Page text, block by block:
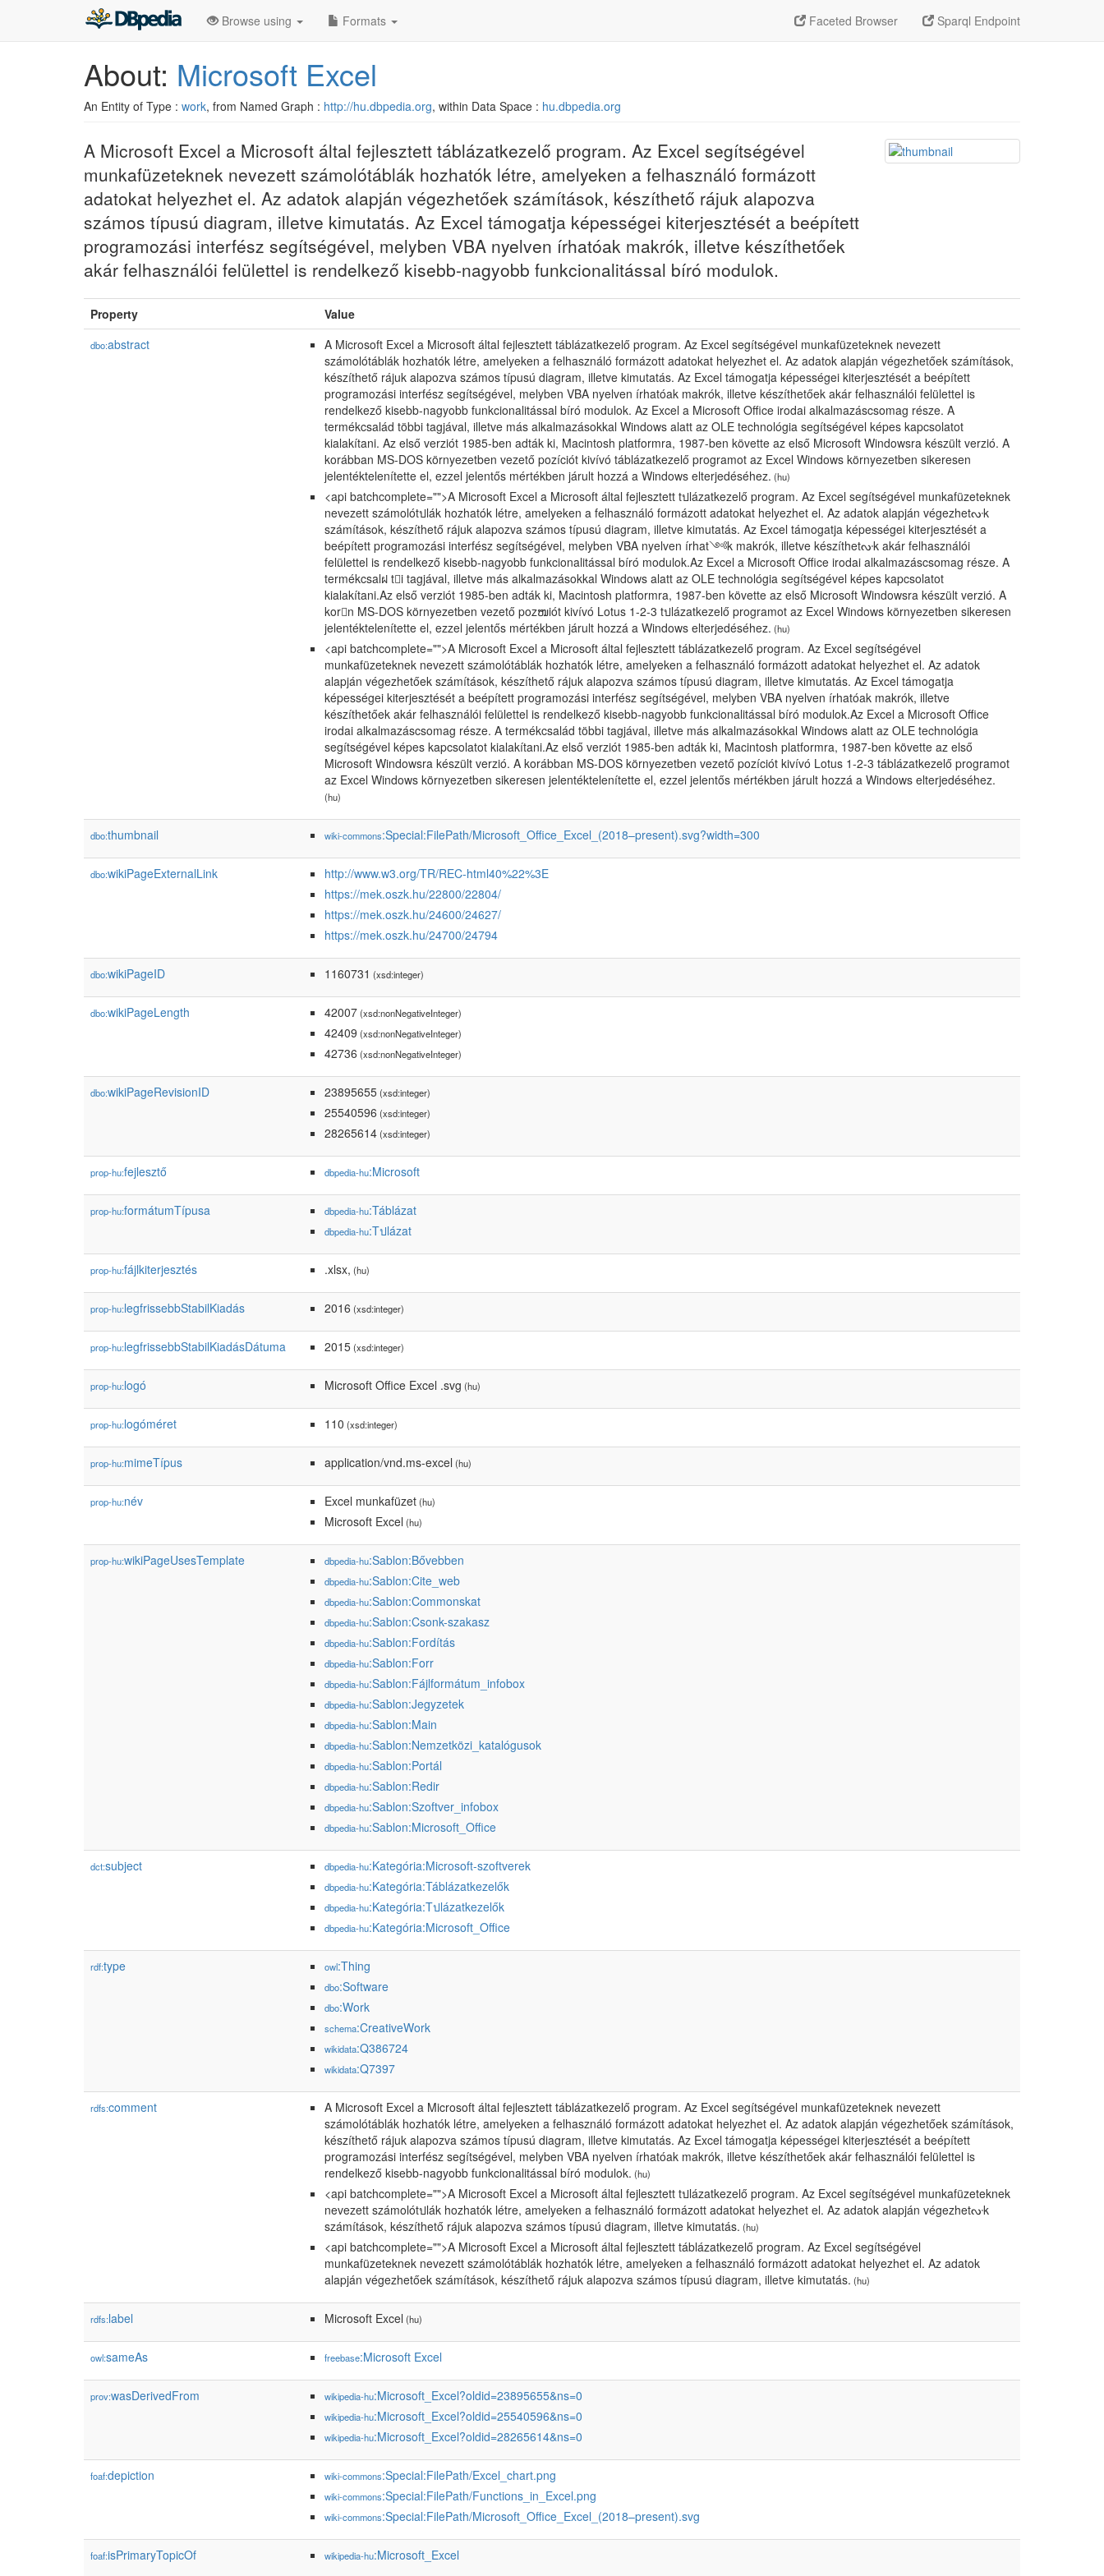
Faceted Browser Sparql Endpoint
Browse using Formats
About: Microsoft Excel
An Entity of Type : work, from Named Graph : http://hu.dbpedia.org, within Data Space : hu.dbpedia.org
A Microsoft Excel a Microsoft által fejlesztett táblázatkezelő program. Az Excel segítségével
munkafüzeteknek nevezett számolótáblák hozhatók létre, amelyeken a felhasználó formázott
adatokat helyezhet el. Az adatok alapján végezhetőek számítások, készíthető rájuk alapozva
számos típusú diagram, illetve kimutatás. Az Excel támogatja képességei kiterjesztését a beépített
programozási interfész segítségével, melyben VBA nyelven írhatóak makrók, illetve készíthetőek
akár felhasználói felülettel is rendelkező kisebb-nagyobb funkcionalitással bíró modulok.
Property Value
dbo:abstract
A Microsoft Excel a Microsoft által fejlesztett táblázatkezelő program. Az Excel segítségével munkafüzeteknek nevezett
számolótáblák hozhatók létre, amelyeken a felhasználó formázott adatokat helyezhet el. Az adatok alapján végezhetőek számítások,
készíthető rájuk alapozva számos típusú diagram, illetve kimutatás. Az Excel támogatja képességei kiterjesztését a beépített
programozási interfész segítségével, melyben VBA nyelven írhatóak makrók, illetve készíthetőek akár felhasználói felülettel is
rendelkező kisebb-nagyobb funkcionalitással bíró modulok. Az Excel a Microsoft Office irodai alkalmazáscsomag része. A
termékcsalád többi tagjával, illetve más alkalmazásokkal Windows alatt az OLE technológia segítségével képes kapcsolatot
kialakítani. Az első verziót 1985-ben adták ki, Macintosh platformra, 1987-ben követte az első Microsoft Windowsra készült verzió. A
korábban MS-DOS környezetben vezető pozíciót kivívó táblázatkezelő programot az Excel Windows környezetben sikeresen
jelentéktelenítette el, ezzel jelentős mértékben járult hozzá a Windows elterjedéséhez. (hu)
<api batchcomplete="">A Microsoft Excel a Microsoft által fejlesztett tปlázatkezelő program. Az Excel segítségével munkafüzeteknek
nevezett számolótปlák hozhatók létre, amelyeken a felhasználó formázott adatokat helyezhet el. Az adatok alapján végezhetᔞk
számítások, készíthető rájuk alapozva számos típusú diagram, illetve kimutatás. Az Excel támogatja képességei kiterjesztését a
beépített programozási interfész segítségével, melyben VBA nyelven írhat༺k makrók, illetve készíthetᔞk akár felhasználói
felülettel is rendelkező kisebb-nagyobb funkcionalitással bíró modulok.Az Excel a Microsoft Office irodai alkalmazáscsomag része. A
termékcsalฝ ti tagjával, illetve más alkalmazásokkal Windows alatt az OLE technológia segítségével képes kapcsolatot
kialakítani.Az első verziót 1985-ben adták ki, Macintosh platformra, 1987-ben követte az első Microsoft Windowsra készült verzió. A
kor󡮺n MS-DOS környezetben vezető pozໜiót kivívó Lotus 1-2-3 tปlázatkezelő programot az Excel Windows környezetben sikeresen
jelentéktelenítette el, ezzel jelentős mértékben járult hozzá a Windows elterjedéséhez. (hu)
<api batchcomplete="">A Microsoft Excel a Microsoft által fejlesztett táblázatkezelő program. Az Excel segítségével
munkafüzeteknek nevezett számolótáblák hozhatók létre, amelyeken a felhasználó formázott adatokat helyezhet el. Az adatok
alapján végezhetőek számítások, készíthető rájuk alapozva számos típusú diagram, illetve kimutatás. Az Excel támogatja
képességei kiterjesztését a beépített programozási interfész segítségével, melyben VBA nyelven írhatóak makrók, illetve
készíthetőek akár felhasználói felülettel is rendelkező kisebb-nagyobb funkcionalitással bíró modulok.Az Excel a Microsoft Office
irodai alkalmazáscsomag része. A termékcsalád többi tagjával, illetve más alkalmazásokkal Windows alatt az OLE technológia
segítségével képes kapcsolatot kialakítani.Az első verziót 1985-ben adták ki, Macintosh platformra, 1987-ben követte az első
Microsoft Windowsra készült verzió. A korábban MS-DOS környezetben vezető pozíciót kivívó Lotus 1-2-3 táblázatkezelő programot
az Excel Windows környezetben sikeresen jelentéktelenítette el, ezzel jelentős mértékben járult hozzá a Windows elterjedéséhez.
(hu)
dbo:thumbnail wiki-commons:Special:FilePath/Microsoft_Office_Excel_(2018–present).svg?width=300
dbo:wikiPageExternalLink
http://www.w3.org/TR/REC-html40%22%3E
https://mek.oszk.hu/22800/22804/
https://mek.oszk.hu/24600/24627/
https://mek.oszk.hu/24700/24794
dbo:wikiPageID 1160731 (xsd:integer)
dbo:wikiPageLength 42007(xsd:nonNegativeInteger)
42409 (xsd:nonNegativeInteger)
42736 (xsd:nonNegativeInteger)
dbo:wikiPageRevisionID 23895655(xsd:integer)
25540596 (xsd:integer)
28265614(xsd:integer)
prop-hu:fejlesztő dbpedia-hu:Microsoft
prop-hu:formátumTípusa dbpedia-hu:Táblázat
dbpedia-hu:Tปlázat
prop-hu:fájlkiterjesztés .xlsx, (hu)
prop-hu:legfrissebbStabilKiadás 2016 (xsd:integer)
prop-hu:legfrissebbStabilKiadásDátuma 2015(xsd:integer)
prop-hu:logó Microsoft Office Excel .svg (hu)
prop-hu:logóméret 110 (xsd:integer)
prop-hu:mimeTípus application/vnd.ms-excel (hu)
prop-hu:név Excel munkafüzet(hu)
Microsoft Excel (hu)
prop-hu:wikiPageUsesTemplate dbpedia-hu:Sablon:Bővebben
dbpedia-hu:Sablon:Cite_web
dbpedia-hu:Sablon:Commonskat
dbpedia-hu:Sablon:Csonk-szakasz
dbpedia-hu:Sablon:Fordítás
dbpedia-hu:Sablon:Forr
dbpedia-hu:Sablon:Fájlformátum_infobox
dbpedia-hu:Sablon:Jegyzetek
dbpedia-hu:Sablon:Main
dbpedia-hu:Sablon:Nemzetközi_katalógusok
dbpedia-hu:Sablon:Portál
dbpedia-hu:Sablon:Redir
dbpedia-hu:Sablon:Szoftver_infobox
dbpedia-hu:Sablon:Microsoft_Office
dct:subject dbpedia-hu:Kategória:Microsoft-szoftverek
dbpedia-hu:Kategória:Táblázatkezelők
dbpedia-hu:Kategória:Tปlázatkezelők
dbpedia-hu:Kategória:Microsoft_Office
rdf:type owl:Thing
dbo:Software
dbo:Work
schema:CreativeWork
wikidata:Q386724
wikidata:Q7397
rdfs:comment
A Microsoft Excel a Microsoft által fejlesztett táblázatkezelő program. Az Excel segítségével munkafüzeteknek nevezett
számolótáblák hozhatók létre, amelyeken a felhasználó formázott adatokat helyezhet el. Az adatok alapján végezhetőek számítások,
készíthető rájuk alapozva számos típusú diagram, illetve kimutatás. Az Excel támogatja képességei kiterjesztését a beépített
programozási interfész segítségével, melyben VBA nyelven írhatóak makrók, illetve készíthetőek akár felhasználói felülettel is
rendelkező kisebb-nagyobb funkcionalitással bíró modulok. (hu)
<api batchcomplete="">A Microsoft Excel a Microsoft által fejlesztett tปlázatkezelő program. Az Excel segítségével munkafüzeteknek
nevezett számolótปlák hozhatók létre, amelyeken a felhasználó formázott adatokat helyezhet el. Az adatok alapján végezhetᔞk
számítások, készíthető rájuk alapozva számos típusú diagram, illetve kimutatás. (hu)
<api batchcomplete="">A Microsoft Excel a Microsoft által fejlesztett táblázatkezelő program. Az Excel segítségével
munkafüzeteknek nevezett számolótáblák hozhatók létre, amelyeken a felhasználó formázott adatokat helyezhet el. Az adatok
alapján végezhetőek számítások, készíthető rájuk alapozva számos típusú diagram, illetve kimutatás. (hu)
rdfs:label Microsoft Excel (hu)
owl:sameAs freebase:Microsoft Excel
prov:wasDerivedFrom wikipedia-hu:Microsoft_Excel?oldid=23895655&ns=0
wikipedia-hu:Microsoft_Excel?oldid=25540596&ns=0
wikipedia-hu:Microsoft_Excel?oldid=28265614&ns=0
foaf:depiction wiki-commons:Special:FilePath/Excel_chart.png
wiki-commons:Special:FilePath/Functions_in_Excel.png
wiki-commons:Special:FilePath/Microsoft_Office_Excel_(2018–present).svg
foaf:isPrimaryTopicOf wikipedia-hu:Microsoft_Excel